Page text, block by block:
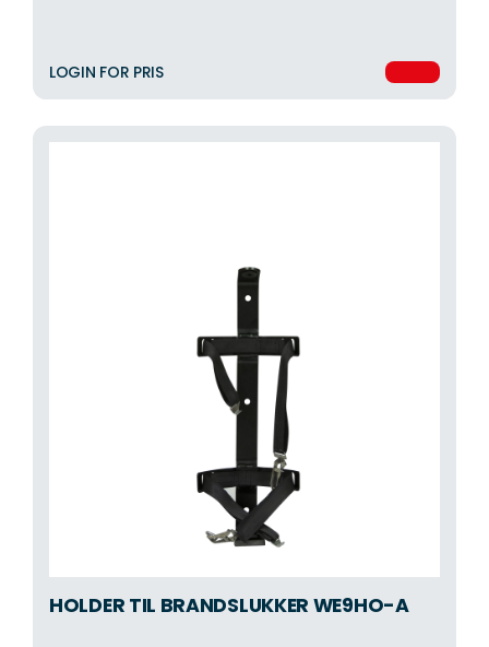
LOGIN FOR PRIS
HOLDER TIL BRANDSLUKKER WE9HO-A